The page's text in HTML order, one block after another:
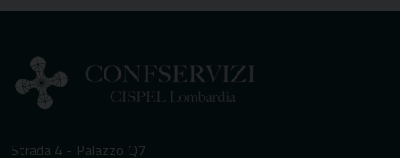
Strada 4 - Palazzo Q7